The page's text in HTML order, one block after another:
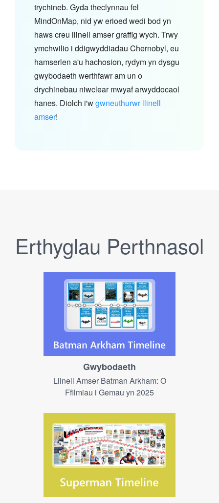
trychineb. Gyda theclynnau fel
MindOnMap, nid yw erioed wedi bod yn
haws creu llinell amser graffig wych. Trwy
ymchwilio i ddigwyddiadau Chernobyl, eu
hamserlen a'u hachosion, rydym yn dysgu
gwybodaeth werthfawr am un o
drychinebau niwclear mwyaf arwyddocaol
hanes. Diolch i'wgwneuthurwr llinell
amser!
Erthyglau Perthnasol
Gwybodaeth
Llinell Amser Batman Arkham: O
Ffilmiau i Gemau yn 2025